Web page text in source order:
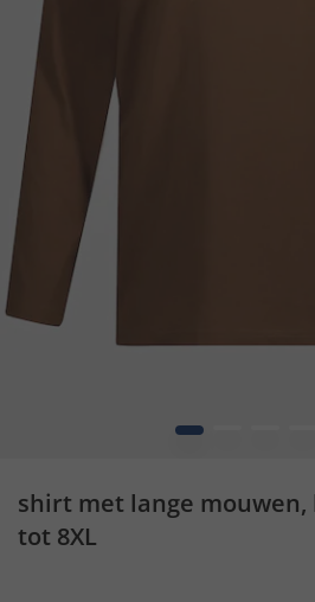
1
shirt met lange mouwen,
tot 8XL